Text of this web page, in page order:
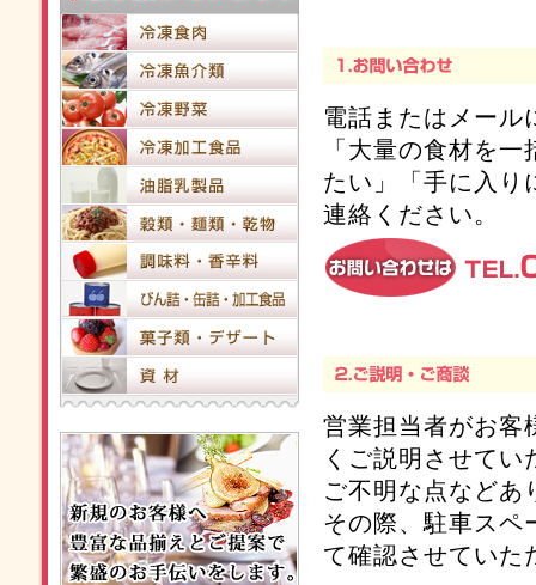
電話またはメール
「大量の食材を
たい」「手に入り
連絡ください。
営業担当者がお客
くご説明させてい
ご不明な点などあ
その際、駐車スペ
て確認させていた